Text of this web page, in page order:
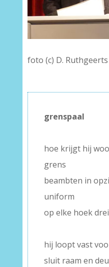
foto (c) D. Ruthgeerts
grenspaal
hoe krijgt hij
grens
beambten in
uniform
op elke hoek
hij loopt vast
sluit raam en